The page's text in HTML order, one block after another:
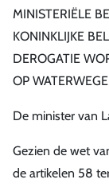
MINISTERIËLE
KONINKLIJKE
DEROGATIE
OP
De minister van
Gezien de wet
de artikelen 58